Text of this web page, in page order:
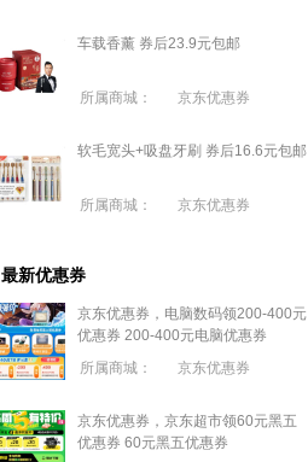
车载香薰 券后23.9元包邮
所属商城： 京东优惠券
软毛宽头+吸盘牙刷 券后16.6元包邮
所属商城： 京东优惠券
最新优惠券
京东优惠券，电脑数码领200-400元
优惠券 200-400元电脑优惠券
所属商城：
京东优惠券
京东优惠券，京东超市领60元黑五
优惠券 60元黑五优惠券